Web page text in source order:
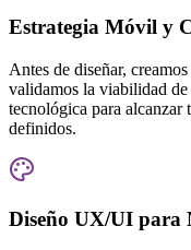
Estrategia Móvil y
Antes de diseñar,
validamos la viabilidad
tecnológica para alcanzar
definidos.
Diseño UX/UI para